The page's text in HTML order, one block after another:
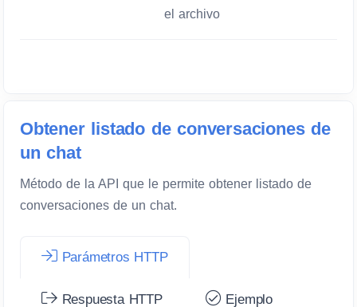
el archivo
Obtener listado de conversaciones de
un chat
Método de la API que le permite obtener listado de
conversaciones de un chat.
Parámetros HTTP
Respuesta HTTP Ejemplo